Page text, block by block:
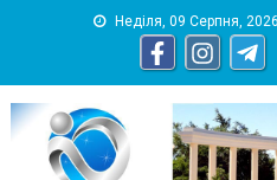
Неділя, 09 Серпня, 2026
информационный портал